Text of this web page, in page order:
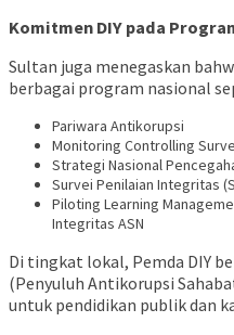
Komitmen DIY pada
Sultan juga menegaskan
berbagai program nasional
Pariwara Antikorupsi
Monitoring Controlling
Strategi Nasional
Survei Penilaian Integritas
Piloting Learning
Integritas ASN
Di tingkat lokal, Pemda DIY
(Penyuluh Antikorupsi
untuk pendidikan publik dan